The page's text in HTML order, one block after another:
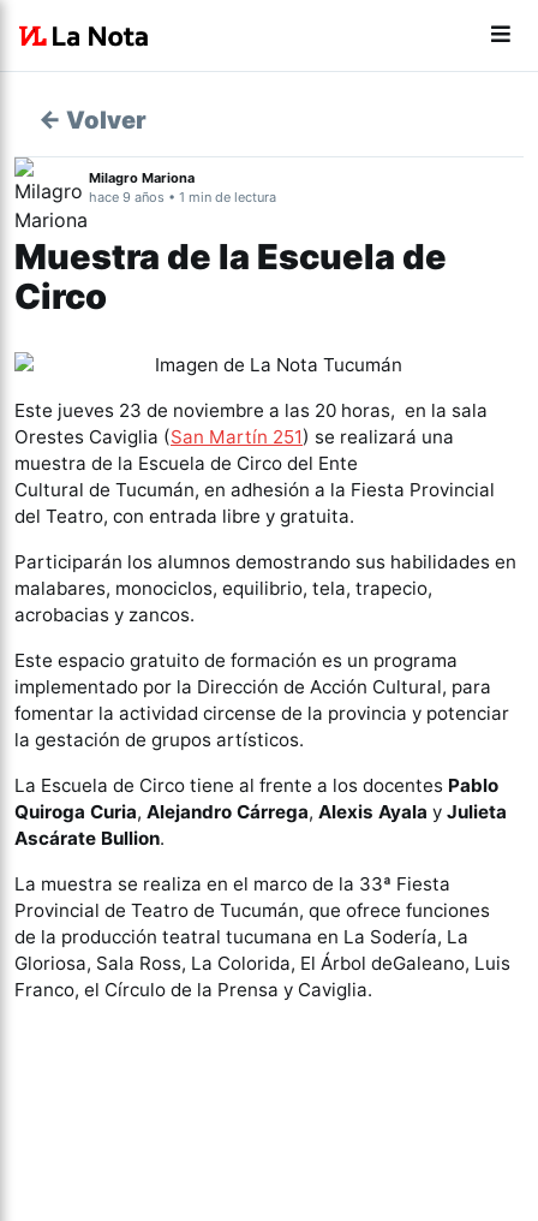
← Volver
Milagro Mariona
hace 9 años • 1 min de lectura
Muestra de la Escuela de
Circo
Este jueves 23 de noviembre a las 20 horas, en la sala
Orestes Caviglia (San Martín 251) se realizará una
muestra de la Escuela de Circo del Ente
Cultural de Tucumán, en adhesión a la Fiesta Provincial
del Teatro, con entrada libre y gratuita.
Participarán los alumnos demostrando sus habilidades en
malabares, monociclos, equilibrio, tela, trapecio,
acrobacias y zancos.
Este espacio gratuito de formación es un programa
implementado por la Dirección de Acción Cultural, para
fomentar la actividad circense de la provincia y potenciar
la gestación de grupos artísticos.
La Escuela de Circo tiene al frente a los docentes Pablo
Quiroga Curia, Alejandro Cárrega, Alexis Ayala y Julieta
Ascárate Bullion.
La muestra se realiza en el marco de la 33ª Fiesta
Provincial de Teatro de Tucumán, que ofrece funciones
de la producción teatral tucumana en La Sodería, La
Gloriosa, Sala Ross, La Colorida, El Árbol deGaleano, Luis
Franco, el Círculo de la Prensa y Caviglia.